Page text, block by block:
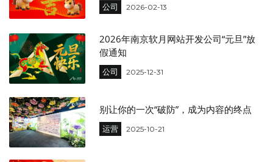
公司 2026-02-13
2026年南京软月网站开发公司“元旦”放
假通知
公司 2025-12-31
别让你的一次“破防”，成为内容的终点
运营 2025-10-21